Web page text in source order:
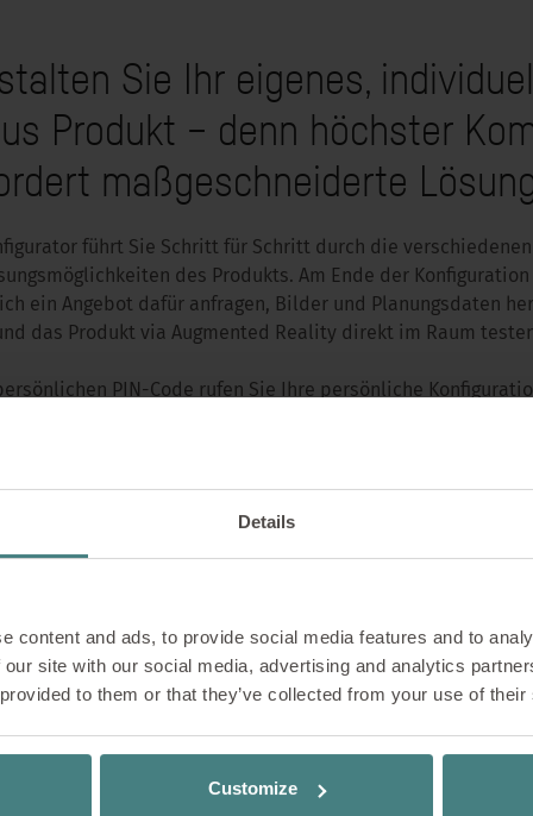
Details
content and ads, to provide social media features and to
site with our social media, advertising and analytics
to them or that they’ve collected from your use of
Customize
Sie Ihr eigenes,
Produkt – denn höchster
maßgeschneiderte
führt Sie Schritt für Schritt durch die
des Produkts. Am Ende der
ein Angebot dafür anfragen, Bilder und Planungsdaten
das Produkt via Augmented Reality direkt im Raum
PIN-Code rufen Sie Ihre persönliche
JETZT PRODUKT KONFIGURIEREN